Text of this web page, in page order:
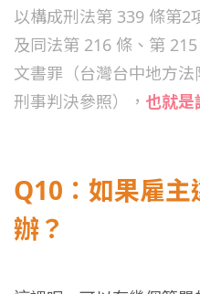
以構成刑法第 339 條第2
及同法第 216 條、第
文書罪（台灣台中地方
刑事判決參照）， 也就是
Q10：如果雇
辦？